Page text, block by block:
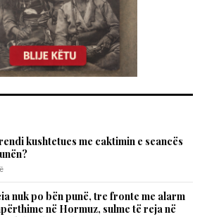
kushtetues me caktimin e seancës
nuk po bën punë, tre fronte me alarm
në Hormuz, sulme të reja në